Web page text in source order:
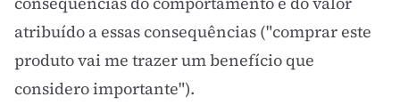
atribuído a essas consequências ("comprar este
produto vai me trazer um benefício que
considero importante").